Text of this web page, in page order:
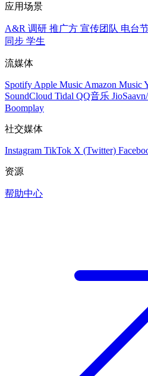
应用场景
A&R 调研 推广方 宣传团队 电台
同步 学生
流媒体
Spotify Apple Music Amazon Music
SoundCloud Tidal QQ音乐
Boomplay
社交媒体
Instagram TikTok X (Twitter)
资源
帮助中心